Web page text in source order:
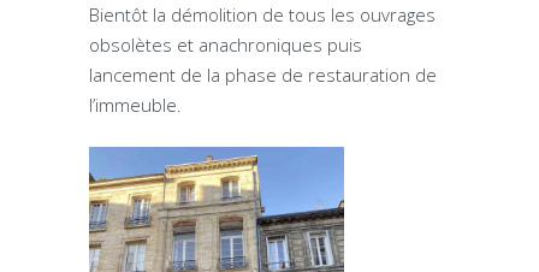
Bientôt la démolition de tous les ouvrages
obsolètes et anachroniques puis
lancement de la phase de restauration de
l’immeuble.